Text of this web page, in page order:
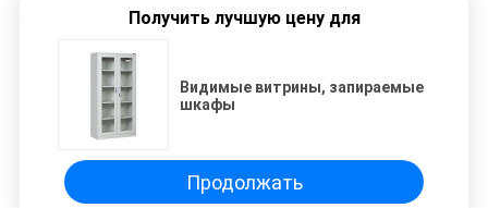
Получить лучшую цену для
Видимые витрины, запираемые
шкафы
Продолжать